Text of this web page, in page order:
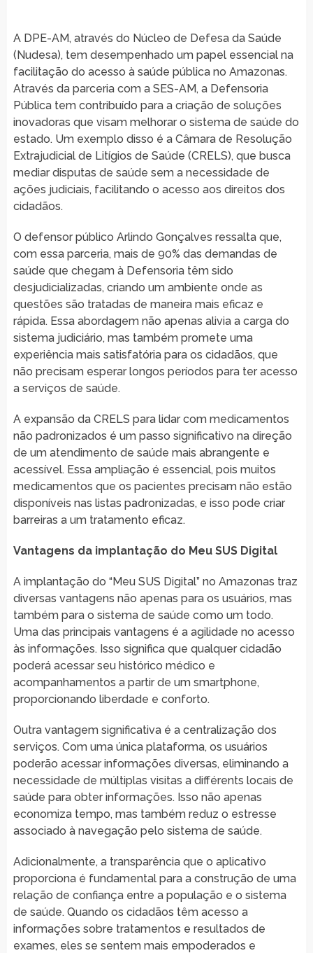
A DPE-AM, através do Núcleo de Defesa da Saúde
(Nudesa), tem desempenhado um papel essencial na
facilitação do acesso à saúde pública no Amazonas.
Através da parceria com a SES-AM, a Defensoria
Pública tem contribuído para a criação de soluções
inovadoras que visam melhorar o sistema de saúde do
estado. Um exemplo disso é a Câmara de Resolução
Extrajudicial de Litígios de Saúde (CRELS), que busca
mediar disputas de saúde sem a necessidade de
ações judiciais, facilitando o acesso aos direitos dos
cidadãos.
O defensor público Arlindo Gonçalves ressalta que,
com essa parceria, mais de 90% das demandas de
saúde que chegam à Defensoria têm sido
desjudicializadas, criando um ambiente onde as
questões são tratadas de maneira mais eficaz e
rápida. Essa abordagem não apenas alivia a carga do
sistema judiciário, mas também promete uma
experiência mais satisfatória para os cidadãos, que
não precisam esperar longos períodos para ter acesso
a serviços de saúde.
A expansão da CRELS para lidar com medicamentos
não padronizados é um passo significativo na direção
de um atendimento de saúde mais abrangente e
acessível. Essa ampliação é essencial, pois muitos
medicamentos que os pacientes precisam não estão
disponíveis nas listas padronizadas, e isso pode criar
barreiras a um tratamento eficaz.
Vantagens da implantação do Meu SUS Digital
A implantação do “Meu SUS Digital” no Amazonas traz
diversas vantagens não apenas para os usuários, mas
também para o sistema de saúde como um todo.
Uma das principais vantagens é a agilidade no acesso
às informações. Isso significa que qualquer cidadão
poderá acessar seu histórico médico e
acompanhamentos a partir de um smartphone,
proporcionando liberdade e conforto.
Outra vantagem significativa é a centralização dos
serviços. Com uma única plataforma, os usuários
poderão acessar informações diversas, eliminando a
necessidade de múltiplas visitas a différents locais de
saúde para obter informações. Isso não apenas
economiza tempo, mas também reduz o estresse
associado à navegação pelo sistema de saúde.
Adicionalmente, a transparência que o aplicativo
proporciona é fundamental para a construção de uma
relação de confiança entre a população e o sistema
de saúde. Quando os cidadãos têm acesso a
informações sobre tratamentos e resultados de
exames, eles se sentem mais empoderados e